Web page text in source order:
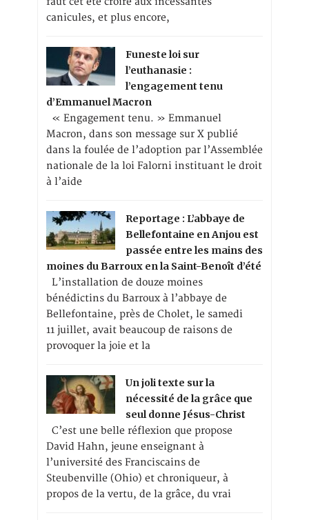
canicules, et plus encore,
Funeste loi sur
l’euthanasie :
l’engagement tenu
d’Emmanuel Macron
« Engagement tenu. » Emmanuel
Macron, dans son message sur X publié
dans la foulée de l’adoption par l’Assemblée
nationale de la loi Falorni instituant le droit
à l’aide
Reportage : L’abbaye de
Bellefontaine en Anjou est
passée entre les mains des
moines du Barroux en la Saint-Benoît d’été
L’installation de douze moines
bénédictins du Barroux à l’abbaye de
Bellefontaine, près de Cholet, le samedi
11 juillet, avait beaucoup de raisons de
provoquer la joie et la
Un joli texte sur la
nécessité de la grâce que
seul donne Jésus-Christ
C’est une belle réflexion que propose
David Hahn, jeune enseignant à
l’université des Franciscains de
Steubenville (Ohio) et chroniqueur, à
propos de la vertu, de la grâce, du vrai